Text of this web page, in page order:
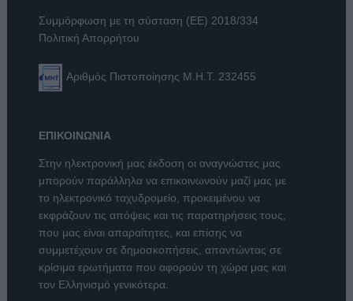
Συμμόρφωση με τη σύσταση (ΕΕ) 2018/334
Πολιτική Απορρήτου
Αριθμός Πιστοποίησης Μ.Η.Τ. 232455
ΕΠΙΚΟΙΝΩΝΙΑ
Στην ηλεκτρονική μας έκδοση οι αναγνώστες μας
μπορούν παράλληλα να επικοινωνούν μαζί μας με
το ηλεκτρονικό ταχυδρομείο, προκειμένου να
εκφράζουν τις απόψεις και τις παρατηρήσεις τους,
που μας είναι απαραίτητες, και επίσης να
συμμετέχουν σε δημοσκοπήσεις, απαντώντας σε
κρίσιμα ερωτήματα που αφορούν τη χώρα μας και
τον Ελληνισμό γενικότερα.